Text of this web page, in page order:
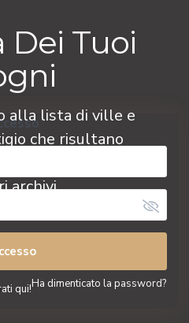
Dei Tuoi
alla lista di ville e
che risultano
archivi.
qui!Ha dimenticato la password?